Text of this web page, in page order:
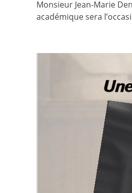
Monsieur Jean-Marie
académique sera